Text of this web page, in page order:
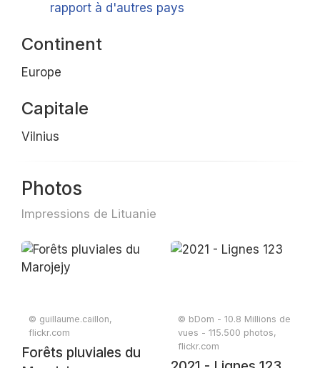
rapport à d'autres pays
Continent
Europe
Capitale
Vilnius
Photos
Impressions de Lituanie
© guillaume.caillon,
flickr.com
Forêts pluviales du
© bDom - 10.8 Millions de
vues - 115.500 photos,
flickr.com